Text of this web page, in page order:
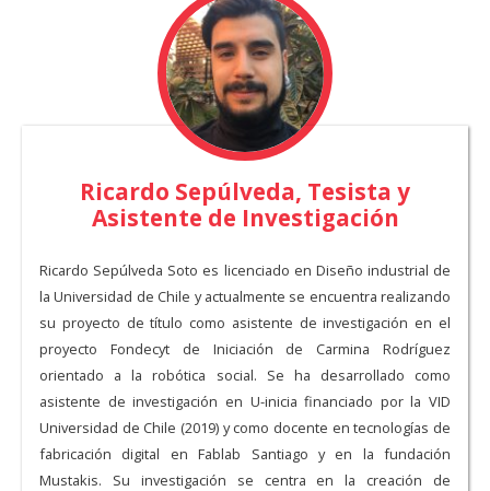
Ricardo Sepúlveda, Tesista y
Asistente de Investigación
Ricardo Sepúlveda Soto es licenciado en Diseño industrial de
la Universidad de Chile y actualmente se encuentra realizando
su proyecto de título como asistente de investigación en el
proyecto Fondecyt de Iniciación de Carmina Rodríguez
orientado a la robótica social. Se ha desarrollado como
asistente de investigación en U-inicia financiado por la VID
Universidad de Chile (2019) y como docente en tecnologías de
fabricación digital en Fablab Santiago y en la fundación
Mustakis. Su investigación se centra en la creación de